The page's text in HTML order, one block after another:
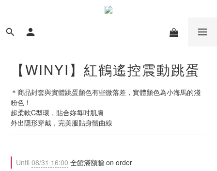
【WINYI】紅鶴遙控震動跳蛋
＊商品封套與實體跳蛋顏色有些微落差，實體顏色為小海馬的淺
粉色！
超柔軟C型環，貼合妳每吋肌膚
外出隱形穿戴，完美服貼身體曲線
Until 08/31 16:00 全館滿額贈 on order